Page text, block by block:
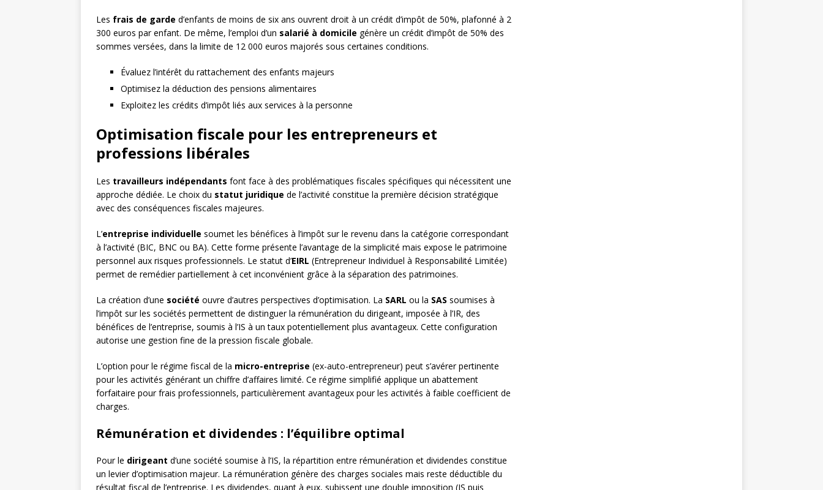
Les frais de garde d’enfants de moins de six ans ouvrent droit à un crédit d’impôt de 50%, plafonné à 2
300 euros par enfant. De même, l’emploi d’un salarié à domicile génère un crédit d’impôt de 50% des
sommes versées, dans la limite de 12 000 euros majorés sous certaines conditions.
Évaluez l’intérêt du rattachement des enfants majeurs
Optimisez la déduction des pensions alimentaires
Exploitez les crédits d’impôt liés aux services à la personne
Optimisation fiscale pour les entrepreneurs et
professions libérales
Les travailleurs indépendants font face à des problématiques fiscales spécifiques qui nécessitent une
approche dédiée. Le choix du statut juridique de l’activité constitue la première décision stratégique
avec des conséquences fiscales majeures.
L’entreprise individuelle soumet les bénéfices à l’impôt sur le revenu dans la catégorie correspondant
à l’activité (BIC, BNC ou BA). Cette forme présente l’avantage de la simplicité mais expose le patrimoine
personnel aux risques professionnels. Le statut d’EIRL (Entrepreneur Individuel à Responsabilité Limitée)
permet de remédier partiellement à cet inconvénient grâce à la séparation des patrimoines.
La création d’une société ouvre d’autres perspectives d’optimisation. La SARL ou la SAS soumises à
l’impôt sur les sociétés permettent de distinguer la rémunération du dirigeant, imposée à l’IR, des
bénéfices de l’entreprise, soumis à l’IS à un taux potentiellement plus avantageux. Cette configuration
autorise une gestion fine de la pression fiscale globale.
L’option pour le régime fiscal de la micro-entreprise (ex-auto-entrepreneur) peut s’avérer pertinente
pour les activités générant un chiffre d’affaires limité. Ce régime simplifié applique un abattement
forfaitaire pour frais professionnels, particulièrement avantageux pour les activités à faible coefficient de
charges.
Rémunération et dividendes : l’équilibre optimal
Pour le dirigeant d’une société soumise à l’IS, la répartition entre rémunération et dividendes constitue
un levier d’optimisation majeur. La rémunération génère des charges sociales mais reste déductible du
résultat fiscal de l’entreprise. Les dividendes, quant à eux, subissent une double imposition (IS puis